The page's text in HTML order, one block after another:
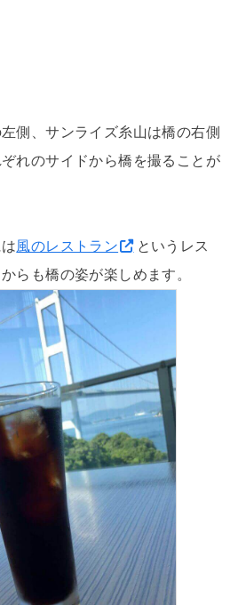
側、サンライズ糸山は橋の右側
れのサイドから橋を撮ることが
風のレストラン
というレス
らも橋の姿が楽しめます。